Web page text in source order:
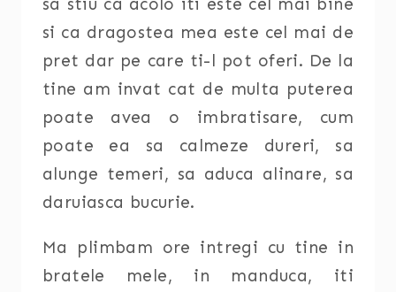
si ca dragostea mea este cel mai de
pret dar pe care ti-l pot oferi. De la
tine am invat cat de multa puterea
poate avea o imbratisare, cum
poate ea sa calmeze dureri, sa
alunge temeri, sa aduca alinare, sa
daruiasca bucurie.
Ma plimbam ore intregi cu tine in
bratele mele, in manduca, iti